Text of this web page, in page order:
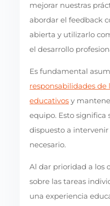
mejorar nuestras
abordar el feedback
abierta y utilizarlo
el desarrollo
Es fundamental
responsabilidades de
educativos y
equipo. Esto significa
dispuesto a intervenir
necesario.
Al dar prioridad a los
sobre las tareas
una experiencia